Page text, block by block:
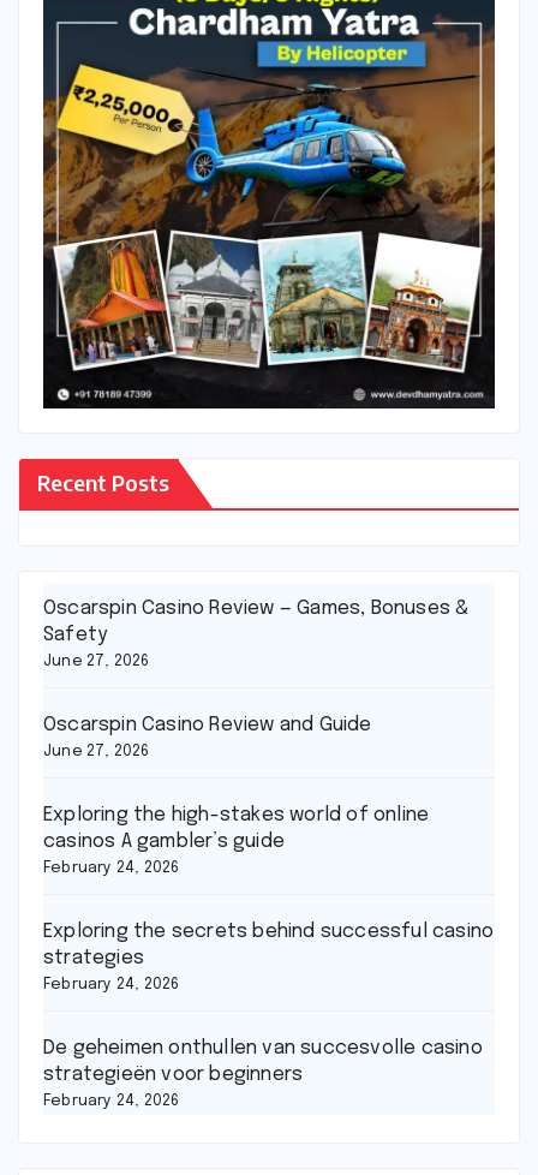
Recent Posts
Oscarspin Casino Review — Games, Bonuses &
Safety
June 27, 2026
Oscarspin Casino Review and Guide
June 27, 2026
Exploring the high-stakes world of online
casinos A gambler’s guide
February 24, 2026
Exploring the secrets behind successful casino
strategies
February 24, 2026
De geheimen onthullen van succesvolle casino
strategieën voor beginners
February 24, 2026